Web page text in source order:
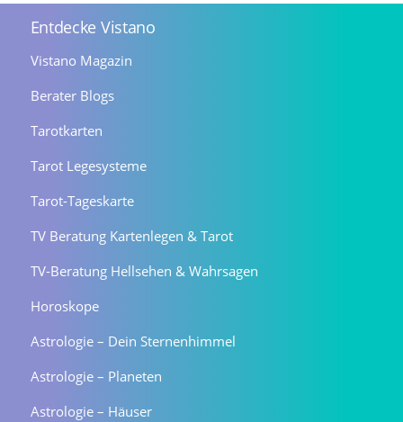
Entdecke Vistano
Vistano Magazin
Berater Blogs
Tarotkarten
Tarot Legesysteme
Tarot-Tageskarte
TV Beratung Kartenlegen & Tarot
TV-Beratung Hellsehen & Wahrsagen
Horoskope
Astrologie – Dein Sternenhimmel
Astrologie – Planeten
Astrologie – Häuser